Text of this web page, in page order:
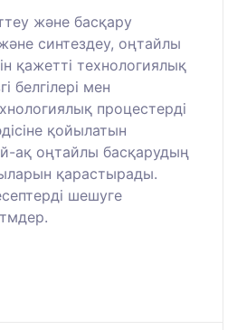
және басқару
синтездеу, оңтайлы
қажетті технологиялық
белгілері мен
процестерді
қойылатын
ақ оңтайлы басқарудың
қарастырады.
шешуге